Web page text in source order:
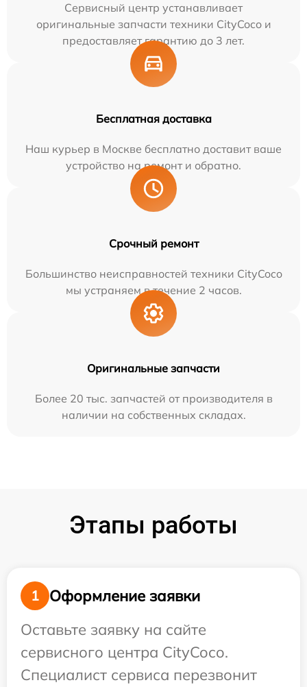
Сервисный центр устанавливает
оригинальные запчасти техники CityCoco и
предоставляет гарантию до 3 лет.
Бесплатная доставка
Наш курьер в Москве бесплатно доставит ваше
устройство на ремонт и обратно.
Срочный ремонт
Большинство неисправностей техники CityCoco
мы устраняем в течение 2 часов.
Оригинальные запчасти
Более 20 тыс. запчастей от производителя в
наличии на собственных складах.
Этапы работы
1
Оформление заявки
Оставьте заявку на сайте
сервисного центра CityCoco.
Специалист сервиса перезвонит